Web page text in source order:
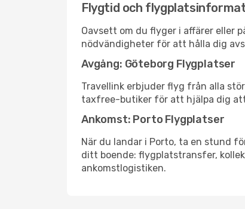
Flygtid och
Oavsett om du flyger i affärer eller
nödvändigheter för att hålla dig
Avgång: Göteborg Flygplatser
Travellink erbjuder flyg från alla
taxfree-butiker för att hjälpa dig
Ankomst: Porto Flygplatser
När du landar i Porto, ta en stund
ditt boende: flygplatstransfer,
ankomstlogistiken.